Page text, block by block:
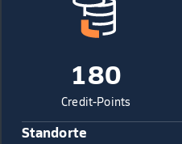
180
Credit-Points
Standorte